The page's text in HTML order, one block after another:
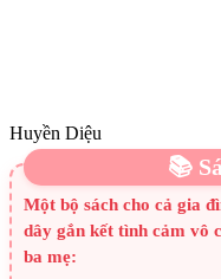
Huyền Diệu
📚
Một bộ sách cho cả gia
dây gắn kết tình cảm vô
ba mẹ: